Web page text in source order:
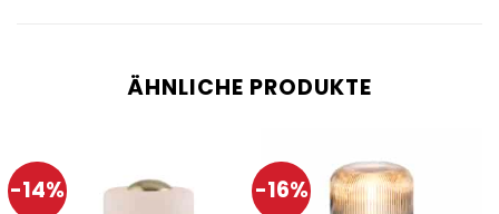
ÄHNLICHE PRODUKTE
-14% -16%